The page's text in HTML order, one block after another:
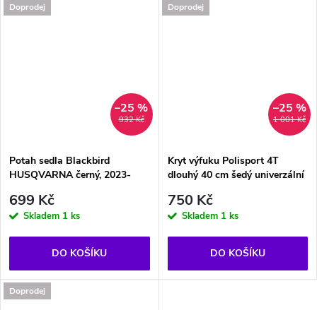
Doprodej
932 Kč
–25 %
Potah sedla Blackbird
HUSQVARNA černý, 2023-
699 Kč
Skladem 1 ks
DO KOŠÍKU
Doprodej
1 001 Kč
–25 %
Kryt výfuku Polisport 4T
dlouhý 40 cm šedý univerzální
750 Kč
Skladem 1 ks
DO KOŠÍKU
Doprodej